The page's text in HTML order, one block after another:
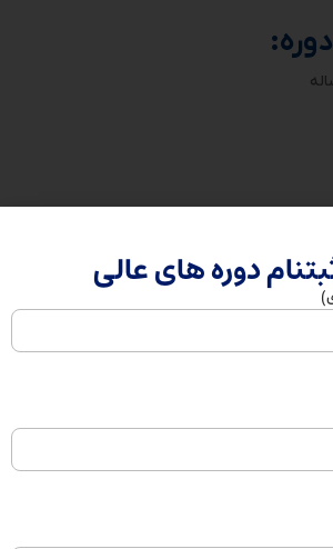
مدرسان دوره:
مشاوران مجرب در کادر
دوره های عالی